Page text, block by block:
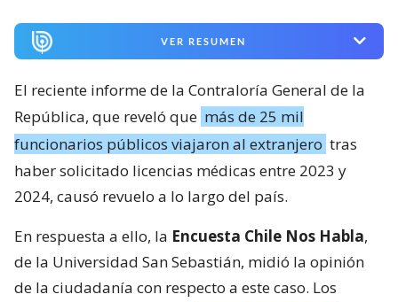
VER RESUMEN
El reciente informe de la Contraloría General de la
República, que reveló que más de 25 mil
funcionarios públicos viajaron al extranjero tras
haber solicitado licencias médicas entre 2023 y
2024, causó revuelo a lo largo del país.
En respuesta a ello, la Encuesta Chile Nos Habla,
de la Universidad San Sebastián, midió la opinión
de la ciudadanía con respecto a este caso. Los